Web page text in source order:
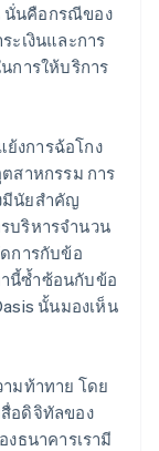
นั่นคือกรณีของ
ะเงินและการ
การให้บริการ
งการฉ้อโกง
สาหกรรม การ
มีนัยสำคัญ
บริหารจำนวน
การกับข้อ
นี้ซ้ำซ้อนกับข้อ
นั้นมองเห็น
ามท้าทาย โดย
สื่อดิจิทัลของ
ธนาคารเรามี